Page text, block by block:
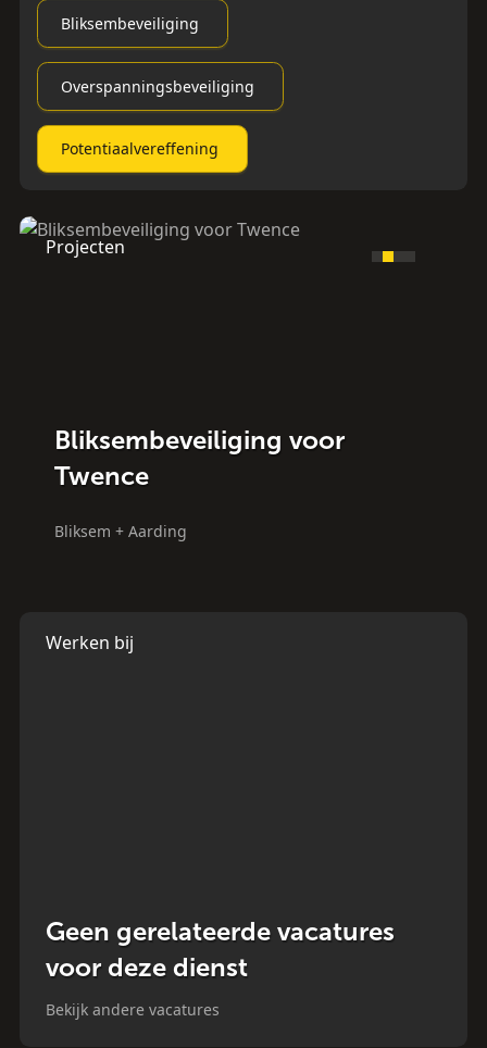
Bliksembeveiliging
Overspanningsbeveiliging
Potentiaalvereffening
Projecten
Bliksembeveiliging voor
Twence
Bliksem + Aarding
Werken bij
Geen gerelateerde vacatures
voor deze dienst
Bekijk andere vacatures